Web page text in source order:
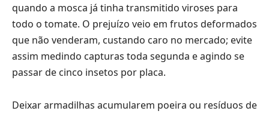
quando a mosca já tinha transmitido viroses para
todo o tomate. O prejuízo veio em frutos deformados
que não venderam, custando caro no mercado; evite
assim medindo capturas toda segunda e agindo se
passar de cinco insetos por placa.
Deixar armadilhas acumularem poeira ou resíduos de